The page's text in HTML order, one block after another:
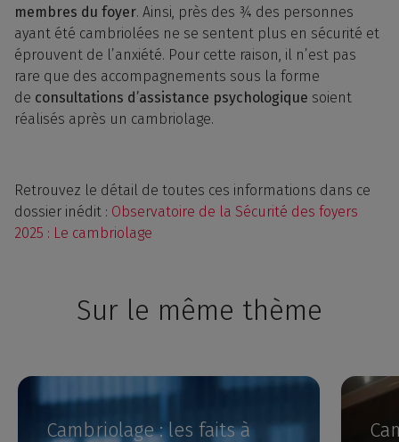
membres du foyer. Ainsi, près des ¾ des personnes
ayant été cambriolées ne se sentent plus en sécurité et
éprouvent de l’anxiété. Pour cette raison, il n’est pas
rare que des accompagnements sous la forme
de consultations d’assistance psychologique soient
réalisés après un cambriolage.
Retrouvez le détail de toutes ces informations dans ce
dossier inédit : Observatoire de la Sécurité des foyers
2025 : Le cambriolage
Sur le même thème
Cambriolage : les faits à